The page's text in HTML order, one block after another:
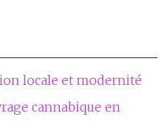
locale et modernité
cannabique en